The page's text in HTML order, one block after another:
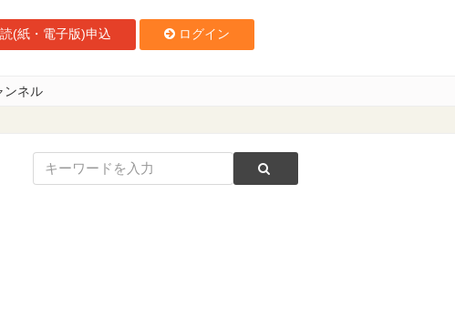
(紙・電子版)申込 ログイン
ンネル